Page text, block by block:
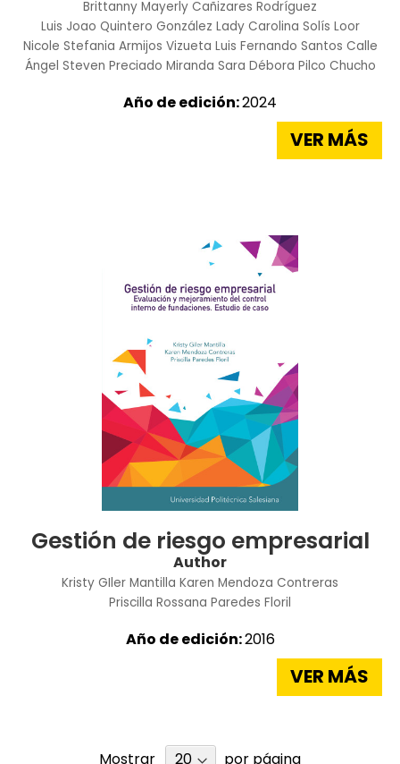
Brittanny Mayerly Cañizares Rodríguez
Luis Joao Quintero González Lady Carolina Solís Loor
Nicole Stefania Armijos Vizueta Luis Fernando Santos Calle
Ángel Steven Preciado Miranda Sara Débora Pilco Chucho
Año de edición:2024
VER MÁS
Gestión de riesgo empresarial
Author
Kristy GIler Mantilla Karen Mendoza Contreras
Priscilla Rossana Paredes Floril
Año de edición:2016
VER MÁS
Mostrar por página